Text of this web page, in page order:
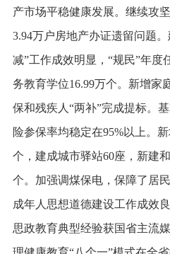
产市场平稳健康发展。继续攻
3.94万户房地产办证遗留问题
减”工作成效明显，“规民”年度
务教育学位16.99万个。新增家
保和残疾人“两补”完成提标。
险参保率均稳定在95%以上。
个，建成城市驿站60座，新建
个。加强调煤保电，保障了居
成年人思想道德建设工作成效
思政教育典型经验获国省主流